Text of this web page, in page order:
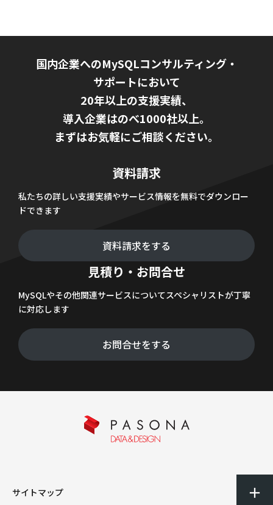
国内企業へのMySQLコンサルティング・
サポートにおいて
20年以上の支援実績、
導入企業はのべ1000社以上。
まずはお気軽にご相談ください。
資料請求
私たちの詳しい支援実績やサービス情報を無料でダウンロー
ドできます
資料請求をする
見積り・お問合せ
MySQLやその他関連サービスについてスペシャリストが丁寧
に対応します
お問合せをする
サイトマップ